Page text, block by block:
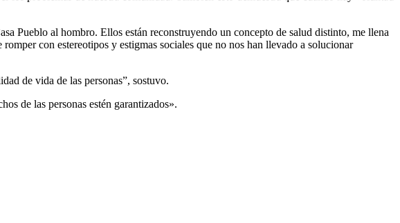
Pueblo al hombro. Ellos están reconstruyendo un concepto de salud distinto, me llena
con estereotipos y estigmas sociales que no nos han llevado a solucionar
de vida de las personas”, sostuvo.
de las personas estén garantizados».